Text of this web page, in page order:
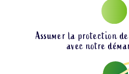
Assumer la protection
avec notre